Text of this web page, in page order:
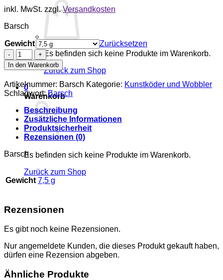
Es befinden sich keine Produkte im Warenkorb.
Zurück zum Shop
0
Warenkorb
Es befinden sich keine Produkte im Warenkorb.
Zurück zum Shop
inkl. MwSt. zzgl.Versandkosten
Barsch
Gewicht
Zurücksetzen
Barsch
Menge
In den Warenkorb
Artikelnummer: Barsch Kategorie: Kunstköder und Wobbler
Schlagwort:Barsch
Beschreibung
Zusätzliche Informationen
Produktsicherheit
Rezensionen (0)
Barsch
Gewicht 7,5 g
Rezensionen
Es gibt noch keine Rezensionen.
Nur angemeldete Kunden, die dieses Produkt gekauft haben,
dürfen eine Rezension abgeben.
Ähnliche Produkte